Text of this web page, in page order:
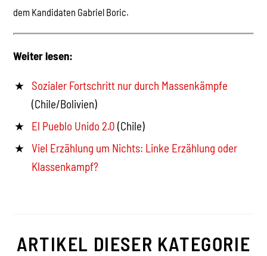
dem Kandidaten Gabriel Boric.
Weiter lesen:
Sozialer Fortschritt nur durch Massenkämpfe
(Chile/Bolivien)
El Pueblo Unido 2.0 (Chile)
Viel Erzählung um Nichts: Linke Erzählung oder
Klassenkampf?
ARTIKEL DIESER KATEGORIE